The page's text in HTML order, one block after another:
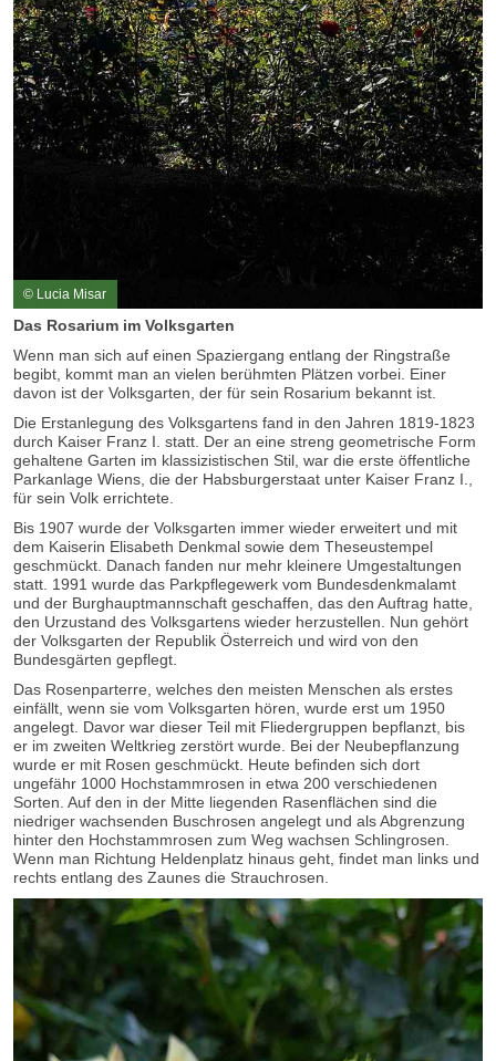
© Lucia Misar
Das Rosarium im Volksgarten
Wenn man sich auf einen Spaziergang entlang der Ringstraße
begibt, kommt man an vielen berühmten Plätzen vorbei. Einer
davon ist der Volksgarten, der für sein Rosarium bekannt ist.
Die Erstanlegung des Volksgartens fand in den Jahren 1819-1823
durch Kaiser Franz I. statt. Der an eine streng geometrische Form
gehaltene Garten im klassizistischen Stil, war die erste öffentliche
Parkanlage Wiens, die der Habsburgerstaat unter Kaiser Franz I.,
für sein Volk errichtete.
Bis 1907 wurde der Volksgarten immer wieder erweitert und mit
dem Kaiserin Elisabeth Denkmal sowie dem Theseustempel
geschmückt. Danach fanden nur mehr kleinere Umgestaltungen
statt. 1991 wurde das Parkpflegewerk vom Bundesdenkmalamt
und der Burghauptmannschaft geschaffen, das den Auftrag hatte,
den Urzustand des Volksgartens wieder herzustellen. Nun gehört
der Volksgarten der Republik Österreich und wird von den
Bundesgärten gepflegt.
Das Rosenparterre, welches den meisten Menschen als erstes
einfällt, wenn sie vom Volksgarten hören, wurde erst um 1950
angelegt. Davor war dieser Teil mit Fliedergruppen bepflanzt, bis
er im zweiten Weltkrieg zerstört wurde. Bei der Neubepflanzung
wurde er mit Rosen geschmückt. Heute befinden sich dort
ungefähr 1000 Hochstammrosen in etwa 200 verschiedenen
Sorten. Auf den in der Mitte liegenden Rasenflächen sind die
niedriger wachsenden Buschrosen angelegt und als Abgrenzung
hinter den Hochstammrosen zum Weg wachsen Schlingrosen.
Wenn man Richtung Heldenplatz hinaus geht, findet man links und
rechts entlang des Zaunes die Strauchrosen.